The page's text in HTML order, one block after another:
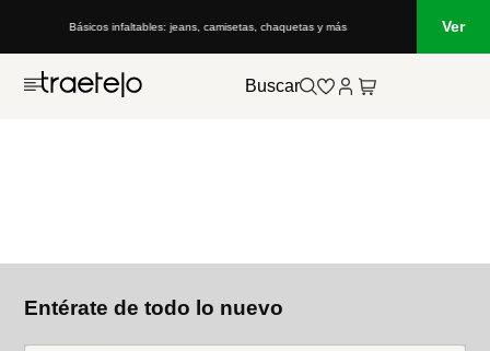
Básicos infaltables: jeans, camisetas, chaquetas y más Ver
Buscar
Entérate de todo lo nuevo